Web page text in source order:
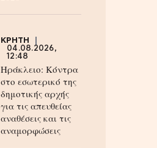
ΚΡΗΤΗ
04.08.2026,
12:48
Ηράκλειο: Κόντρα
στο εσωτερικό της
δημοτικής αρχής
για τις απευθείας
αναθέσεις και τις
αναμορφώσεις